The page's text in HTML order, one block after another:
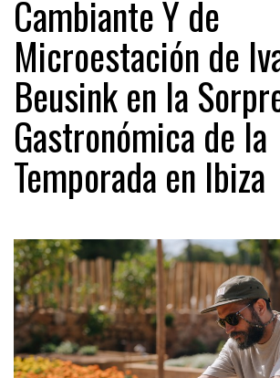
Cambiante Y de
Microestación de
Beusink en la
Gastronómica de la
Temporada en Ibiza